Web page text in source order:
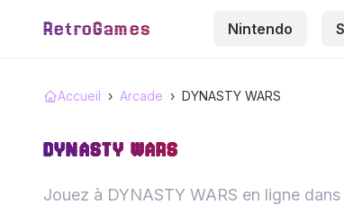
RetroGames Nintendo
Accueil › Arcade › DYNASTY WARS
DYNASTY WARS
Jouez à DYNASTY WARS en ligne